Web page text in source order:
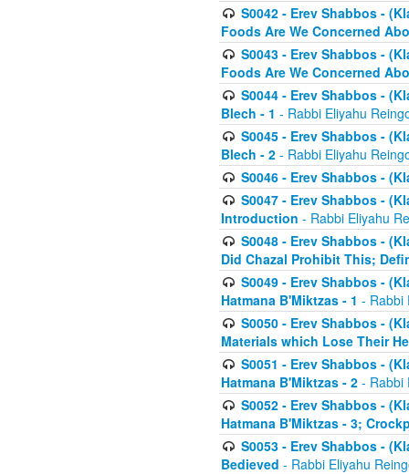
S0042 - Erev Shabbos -
Foods Are We Concerned
S0043 - Erev Shabbos -
Foods Are We Concerned
S0044 - Erev Shabbos -
Blech - 1 - Rabbi Eliyahu
S0045 - Erev Shabbos -
Blech - 2 - Rabbi Eliyahu
S0046 - Erev Shabbos -
S0047 - Erev Shabbos -
Introduction - Rabbi Eliyahu
S0048 - Erev Shabbos -
Did Chazal Prohibit This;
S0049 - Erev Shabbos -
Hatmana B'Miktzas - 1 - Rabbi
S0050 - Erev Shabbos -
Materials which Lose Their
S0051 - Erev Shabbos -
Hatmana B'Miktzas - 2 - Rabbi
S0052 - Erev Shabbos -
Hatmana B'Miktzas - 3;
S0053 - Erev Shabbos -
Bedieved - Rabbi Eliyahu